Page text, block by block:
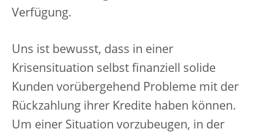
Verfügung.
Uns ist bewusst, dass in einer
Krisensituation selbst finanziell solide
Kunden vorübergehend Probleme mit der
Rückzahlung ihrer Kredite haben können.
Um einer Situation vorzubeugen, in der